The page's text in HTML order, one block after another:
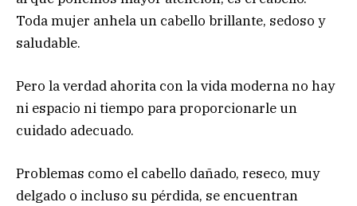
Toda mujer anhela un cabello brillante, sedoso y
saludable.
Pero la verdad ahorita con la vida moderna no hay
ni espacio ni tiempo para proporcionarle un
cuidado adecuado.
Problemas como el cabello dañado, reseco, muy
delgado o incluso su pérdida, se encuentran